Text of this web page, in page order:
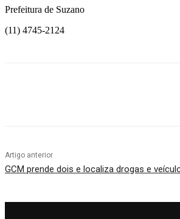
Prefeitura de Suzano
(11) 4745-2124
Artigo anterior
GCM prende dois e localiza drogas e